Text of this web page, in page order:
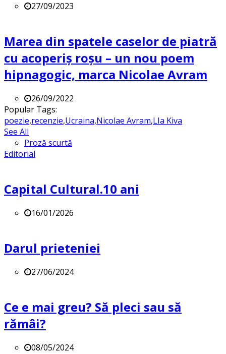
27/09/2023
Marea din spatele caselor de piatră
cu acoperiș roșu – un nou poem
hipnagogic, marca Nicolae Avram
26/09/2022
Popular Tags:
poezie,recenzie,Ucraina,Nicolae Avram,LIa Kiva
See All
Proză scurtă
Editorial
Capital Cultural.10 ani
16/01/2026
Darul prieteniei
27/06/2024
Ce e mai greu? Să pleci sau să
rămâi?
08/05/2024